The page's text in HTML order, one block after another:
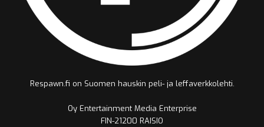
Respawn.fi on Suomen hauskin peli- ja leffaverkkolehti.
Oy Entertainment Media Enterprise
FIN-21200 RAISIO